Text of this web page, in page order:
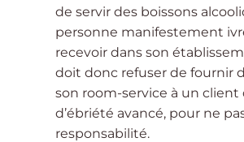
de servir des boissons
personne manifestement
recevoir dans son
doit donc refuser de fournir
son room-service à un client
d’ébriété avancé, pour ne
responsabilité.